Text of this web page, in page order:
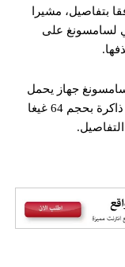
بتفاصيل، مشيرا
لسامسونغ على
جهاز يحمل
اسم “غلاكسي نوت 8″، وفيه بيانات من قبيل ذاكرة بحجم 64 غيغا